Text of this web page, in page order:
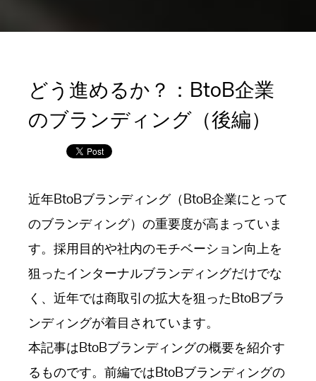
どう進めるか？：BtoB企業
のブランディング（後編）
近年BtoBブランディング（BtoB企業にとって
のブランディング）の重要度が高まっていま
す。採用目的や社内のモチベーション向上を
狙ったインターナルブランディングだけでな
く、近年では商取引の拡大を狙ったBtoBブラ
ンディングが着目されています。
本記事はBtoBブランディングの概要を紹介す
るものです。前編ではBtoBブランディングの